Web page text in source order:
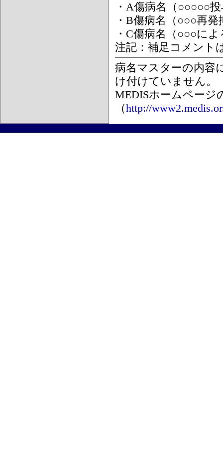
・A傷病名（○○○○○
・B傷病名（○○○再
・C傷病名（○○○に
注記：補足コメント
病名マスターの内容
け付けていません。
MEDISホームページ
（http://